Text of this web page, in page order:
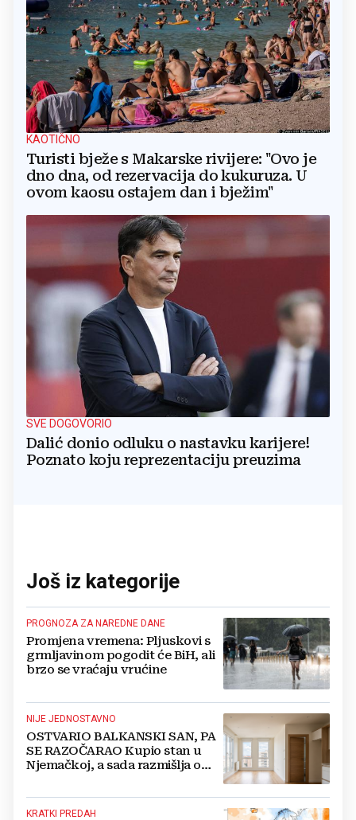
KAOTIČNO
Turisti bježe s Makarske rivijere: "Ovo je
dno dna, od rezervacija do kukuruza. U
ovom kaosu ostajem dan i bježim"
SVE DOGOVORIO
Dalić donio odluku o nastavku karijere!
Poznato koju reprezentaciju preuzima
Još iz kategorije
PROGNOZA ZA NAREDNE DANE
Promjena vremena: Pljuskovi s
grmljavinom pogodit će BiH, ali
brzo se vraćaju vrućine
NIJE JEDNOSTAVNO
OSTVARIO BALKANSKI SAN, PA
SE RAZOČARAO Kupio stan u
Njemačkoj, a sada razmišlja o
KRATKI PREDAH